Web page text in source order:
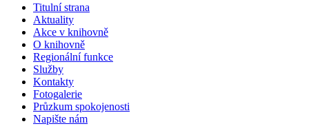
Titulní strana
Aktuality
Akce v knihovně
O knihovně
Regionální funkce
Služby
Kontakty
Fotogalerie
Průzkum spokojenosti
Napište nám